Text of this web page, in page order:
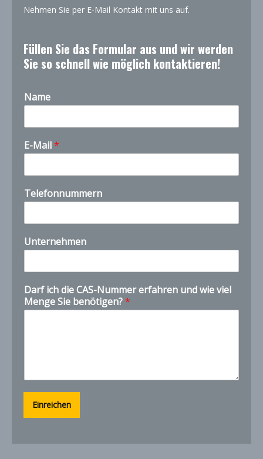
Nehmen Sie per E-Mail Kontakt mit uns auf.
Füllen Sie das Formular aus und wir werden
Sie so schnell wie möglich kontaktieren!
Name
E-Mail*
*
*
a
r
f
Telefonnummern
Unternehmen
Darf ich die CAS-Nummer erfahren und wie viel
Menge Sie benötigen?*
Einreichen